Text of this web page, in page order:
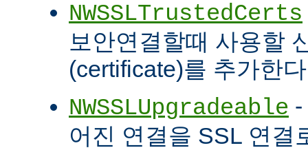
NWSSLTrustedCerts
보안연결할때 사용할
(certificate)를 추가한
NWSSLUpgradeable
어진 연결을 SSL 연결